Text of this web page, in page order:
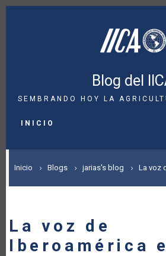
Pasar
Blog del
SEMBRANDO HOY LA
NAVIGATION
INICIO
ENLACES
AYUDA
Inicio Blogs jarias's blog La voz
La voz de
Iberoamérica